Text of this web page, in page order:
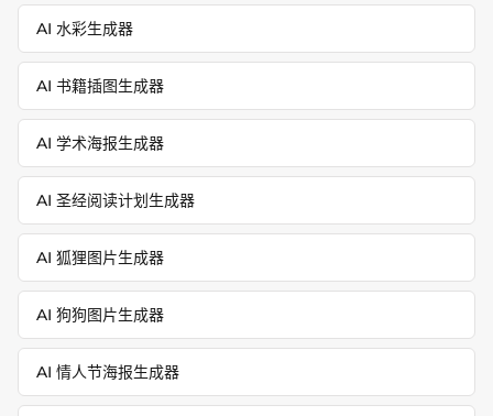
AI 水彩生成器
AI 书籍插图生成器
AI 学术海报生成器
AI 圣经阅读计划生成器
AI 狐狸图片生成器
AI 狗狗图片生成器
AI 情人节海报生成器